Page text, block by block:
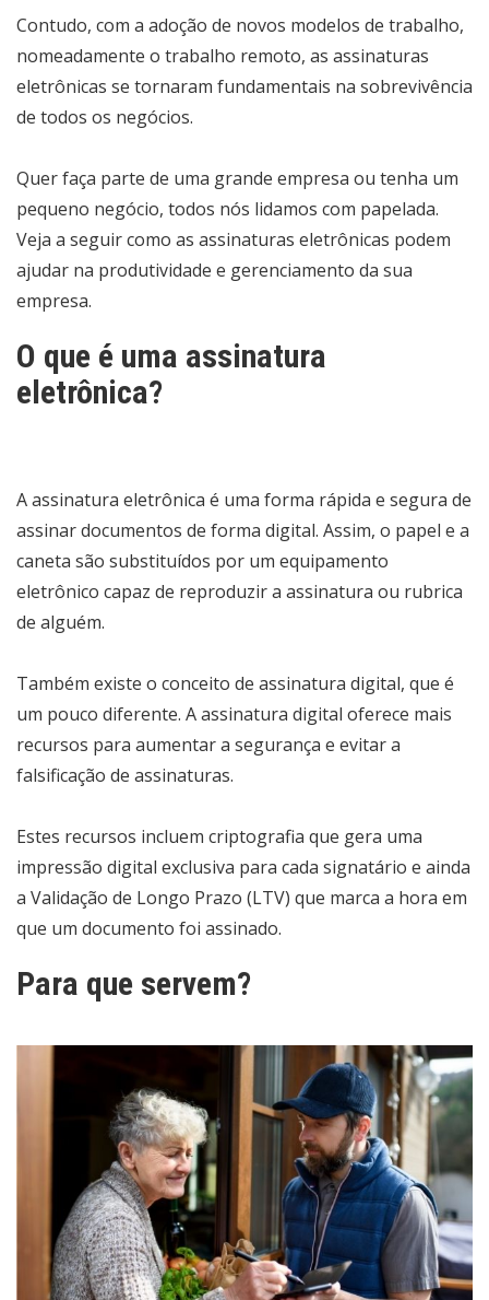
Contudo, com a adoção de novos modelos de trabalho,
nomeadamente o trabalho remoto, as assinaturas
eletrônicas se tornaram fundamentais na sobrevivência
de todos os negócios.
Quer faça parte de uma grande empresa ou tenha um
pequeno negócio, todos nós lidamos com papelada.
Veja a seguir como as assinaturas eletrônicas podem
ajudar na produtividade e gerenciamento da sua
empresa.
O que é uma assinatura
eletrônica?
A assinatura eletrônica é uma forma rápida e segura de
assinar documentos de forma digital. Assim, o papel e a
caneta são substituídos por um equipamento
eletrônico capaz de reproduzir a assinatura ou rubrica
de alguém.
Também existe o conceito de assinatura digital, que é
um pouco diferente. A assinatura digital oferece mais
recursos para aumentar a segurança e evitar a
falsificação de assinaturas.
Estes recursos incluem criptografia que gera uma
impressão digital exclusiva para cada signatário e ainda
a Validação de Longo Prazo (LTV) que marca a hora em
que um documento foi assinado.
Para que servem?